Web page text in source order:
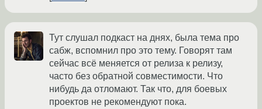
Тут слушал подкаст на днях, была тема про
сабж, вспомнил про это тему. Говорят там
сейчас всё меняется от релиза к релизу,
часто без обратной совместимости. Что
нибудь да отломают. Так что, для боевых
проектов не рекомендуют пока.